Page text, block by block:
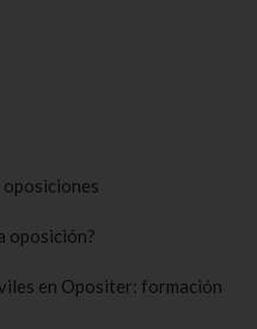
oposiciones
oposición?
en Opositer: formación